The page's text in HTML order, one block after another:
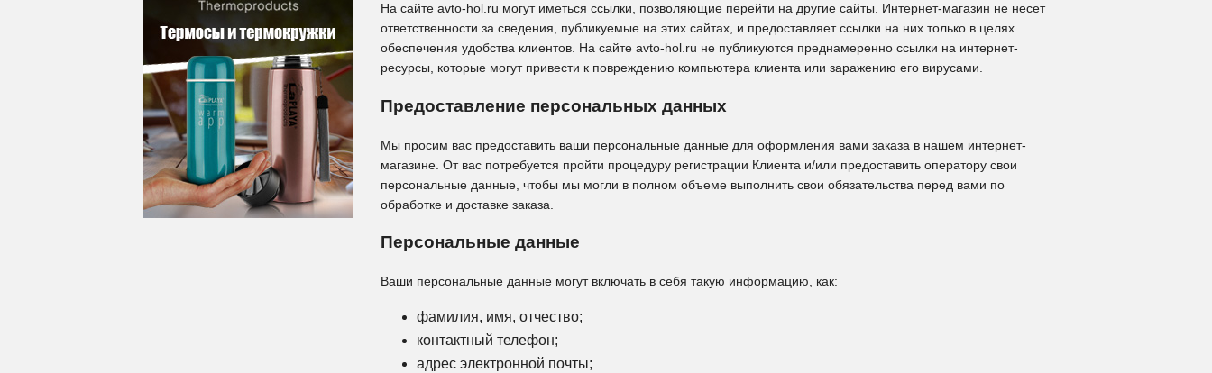
На сайте avto-hol.ru могут иметься ссылки, позволяющие перейти на другие сайты. Интернет-магазин не несет
ответственности за сведения, публикуемые на этих сайтах, и предоставляет ссылки на них только в целях
обеспечения удобства клиентов. На сайте avto-hol.ru не публикуются преднамеренно ссылки на интернет-
ресурсы, которые могут привести к повреждению компьютера клиента или заражению его вирусами.
Предоставление персональных данных
Мы просим вас предоставить ваши персональные данные для оформления вами заказа в нашем интернет-
магазине. От вас потребуется пройти процедуру регистрации Клиента и/или предоставить оператору свои
персональные данные, чтобы мы могли в полном объеме выполнить свои обязательства перед вами по
обработке и доставке заказа.
Персональные данные
Ваши персональные данные могут включать в себя такую информацию, как:
фамилия, имя, отчество;
контактный телефон;
адрес электронной почты;